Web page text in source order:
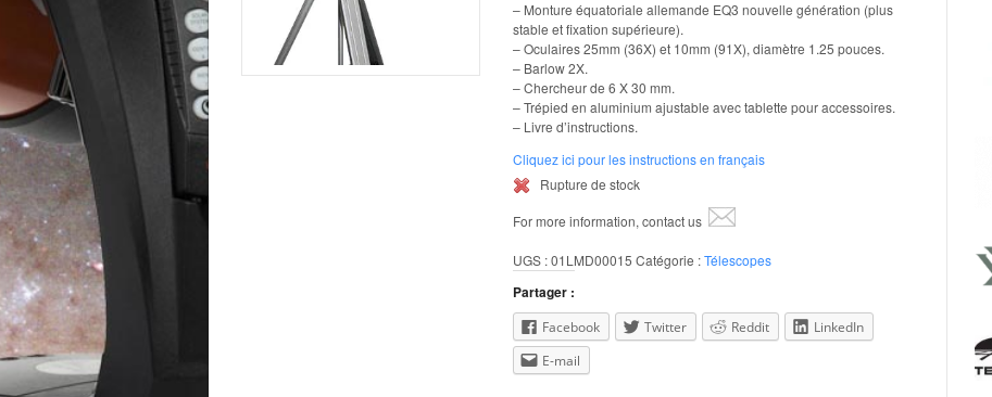
– Monture équatoriale allemande EQ3 nouvelle génération (plus
stable et fixation supérieure).
– Oculaires 25mm (36X) et 10mm (91X), diamètre 1.25 pouces.
– Barlow 2X.
– Chercheur de 6 X 30 mm.
– Trépied en aluminium ajustable avec tablette pour accessoires.
– Livre d’instructions.
Cliquez ici pour les instructions en français
Rupture de stock
For more information, contact us
UGS :01LMD00015 Catégorie :Télescopes
Partager :
Facebook Twitter Reddit
LinkedIn
E-mail